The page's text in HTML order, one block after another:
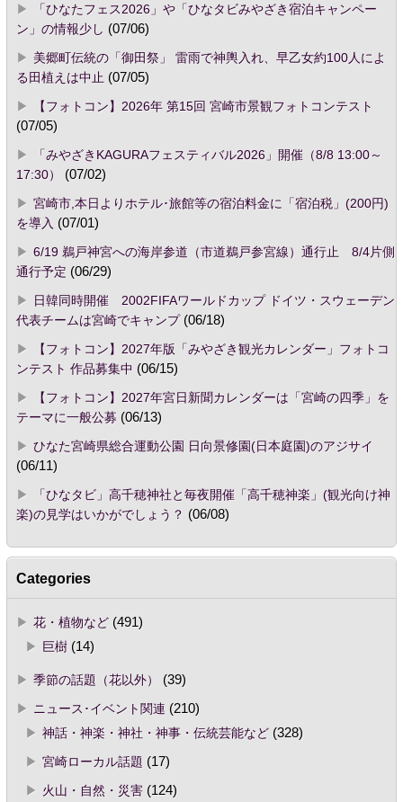
「ひなたフェス2026」や「ひなタビみやざき宿泊キャンペー
ン」の情報少し (07/06)
美郷町伝統の「御田祭」 雷雨で神輿入れ、早乙女約100人によ
る田植えは中止 (07/05)
【フォトコン】2026年 第15回 宮崎市景観フォトコンテスト
(07/05)
「みやざきKAGURAフェスティバル2026」開催（8/8 13:00～
17:30）
(07/02)
宮崎市,本日よりホテル･旅館等の宿泊料金に「宿泊税」(200円)
を導入 (07/01)
6/19 鵜戸神宮への海岸参道（市道鵜戸参宮線）通行止 8/4片側
通行予定 (06/29)
日韓同時開催 2002FIFAワールドカップ ドイツ・スウェーデン
代表チームは宮崎でキャンプ(06/18)
【フォトコン】2027年版「みやざき観光カレンダー」フォトコ
ンテスト 作品募集中 (06/15)
【フォトコン】2027年宮日新聞カレンダーは「宮崎の四季」を
テーマに一般公募 (06/13)
ひなた宮崎県総合運動公園 日向景修園(日本庭園)のアジサイ
(06/11)
「ひなタビ」高千穂神社と毎夜開催「高千穂神楽」(観光向け神
楽)の見学はいかがでしょう？ (06/08)
Categories
花・植物など(491)
巨樹(14)
季節の話題（花以外）
(39)
ニュース･イベント関連 (210)
神話・神楽・神社・神事・伝統芸能など(328)
宮崎ローカル話題 (17)
火山・自然・災害(124)